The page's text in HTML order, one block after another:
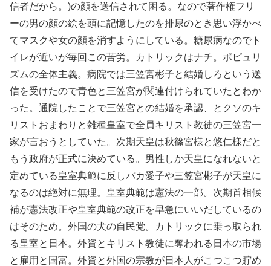
信者だから。)の顔を送信されて困る。なので著作権フリ
ーの男の顔の絵を頭に記憶したのを排尿のとき思い浮かべ
てマスクや女の顔を消すようにしている。糖尿病なのでト
イレが近いが毎回この苦労。カトリックはナチ。ポピュリ
ズムの全体主義。病院では三笠宮彬子と結婚しろという送
信を受けたので青色と三笠宮が関連付けられていたとわか
った。通院したことで三笠宮との結婚を承認、とクソのキ
リストおまわりと雑種皇室で全員キリスト教徒の三笠宮一
家が言おうとしていた。次期天皇は秋篠宮様と悠仁様だと
もう政府が正式に決めている。男性しか天皇になれないと
定めている皇室典範に反しバカ愛子や三笠宮彬子が天皇に
なるのは絶対に無理。皇室典範は憲法の一部。次期首相候
補が憲法改正や皇室典範の改正を早急にいいだしているの
はそのため。外国の犬の自民党。カトリックに乗っ取られ
る皇室と日本。外資とキリスト教徒に奪われる日本の市場
と雇用と国富。外資と外国の宗教が日本人がこつこつ貯め